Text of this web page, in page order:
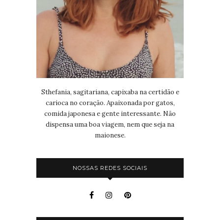
Sthefania, sagitariana, capixaba na certidão e
carioca no coração. Apaixonada por gatos,
comida japonesa e gente interessante. Não
dispensa uma boa viagem, nem que seja na
maionese.
NOSSAS REDES SOCIAIS